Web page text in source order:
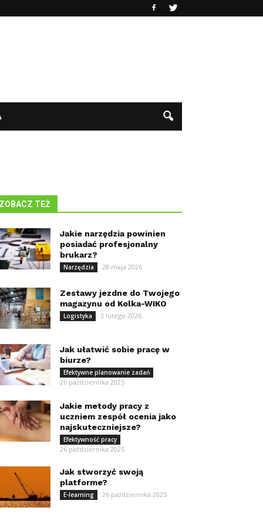
ZOBACZ TEŻ
Jakie narzędzia powinien
posiadać profesjonalny
brukarz?
Narzędzia 28 maja 2026
Zestawy jezdne do Twojego
magazynu od Kolka-WIKO
Logistyka 3 lutego 2026
Jak ułatwić sobie pracę w
biurze?
Efektywne planowanie zadań
26 października 2025
Jakie metody pracy z
uczniem zespół ocenia jako
najskuteczniejsze?
Efektywność pracy
26 października 2025
Jak stworzyć swoją
platforme?
E-learning 26 października 2025